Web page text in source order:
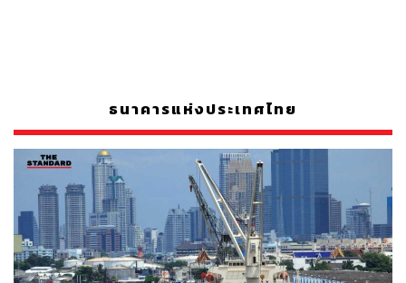
ธนาคารแห่งประเทศไทย